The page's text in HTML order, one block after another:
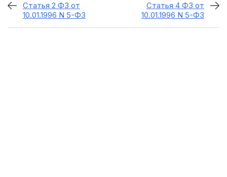
Статья 2 ФЗ от
10.01.1996 N 5-ФЗ
Статья 4 ФЗ от
10.01.1996 N 5-ФЗ